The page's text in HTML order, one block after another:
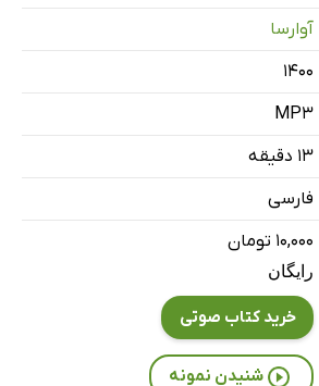
آوارسا
۱۴۰۰
MP3
۱۳ دقیقه
فارسی
۱۰,۰۰۰ تومان
رایگان
خرید کتاب صوتی
شنیدن نمونه